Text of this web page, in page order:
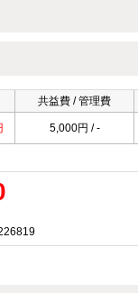
共益費 / 管理費
5,000円 / -